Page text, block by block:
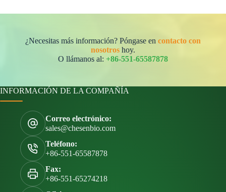
¿Necesitas más información? Póngase en contacto con
nosotros hoy.
O llámanos al: +86-551-65587878
INFORMACIÓN DE LA COMPAÑÍA
Correo electrónico:
sales@chesenbio.com
Teléfono:
+86-551-65587878
Fax:
+86-551-65274218